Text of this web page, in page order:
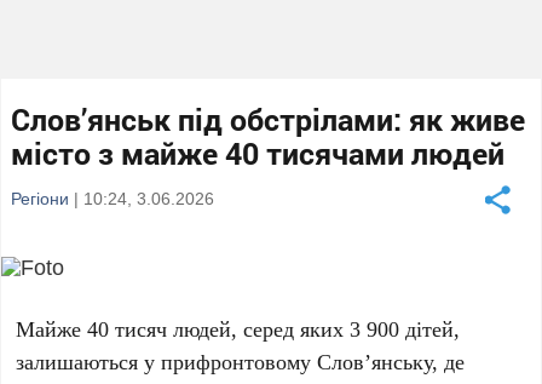
Слов’янськ під обстрілами: як живе
місто з майже 40 тисячами людей
Регіони | 10:24, 3.06.2026
Майже 40 тисяч людей, серед яких3 900 дітей,
залишаються у прифронтовомуСлов’янську, де